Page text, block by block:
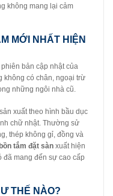
không mang lại cảm
MỚI NHẤT HIỆN
bản cập nhật của
không có chân, ngoại trừ
những ngôi nhà cũ.
xuất theo hình bầu dục
chữ nhật. Thường sử
thép không gỉ, đồng và
bồn tắm đặt sàn xuất hiện
đã mang đến sự cao cấp
THẾ NÀO?